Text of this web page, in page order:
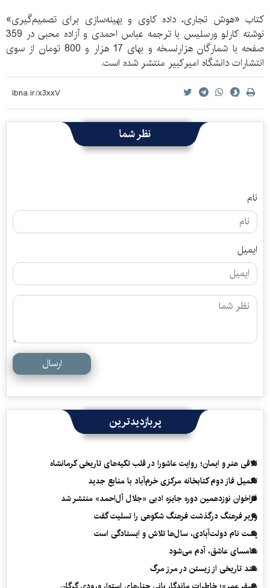
کتاب «هوش تجاری، داده کاوی و بهینه‌سازی برای تصمیم‌گیری»
نوشته کارلو ورسلیس با ترجمه عباس احمدی و آزاده محبی در 359
صفحه با شمارگان هزارنسخه و بهای 17 هزار و 800 تومان از سوی
انتشارات دانشگاه امیرکبیر منتشر شده است.
نظر شما
نام
ایمیل
ارسال
پربازدیدترین
تلاقی هنر و ایمان؛ روایت عاشورا در قلب تکیه‌های تاریخی کرمانشاه
تکمیل فاز دوم کتابخانه مرکزی خرم‌آباد با منابع جدید
فراخوان نوزدهمین دوره جایزه ادبی «جلال آل‌احمد» منتشر شد
وزیر فرهنگ درگذشت فرهنگ شکوهی را تسلیت گفت
پشت نام دولت‌آبادی، سال‌ها تلاش و ایستادگی است
سامسای عاشق، آدم می‌شود
سند تاریخی از زیستن در مرز مرگ